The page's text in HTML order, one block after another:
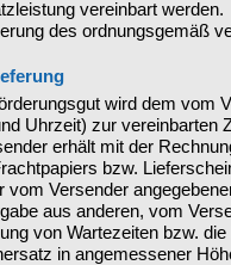
vereinbart werden.
des ordnungsgemäß
wird dem vom
Uhrzeit) zur vereinbarten
erhält mit der
bzw.
vom Versender
aus anderen, vom
von Wartezeiten bzw.
in angemessener